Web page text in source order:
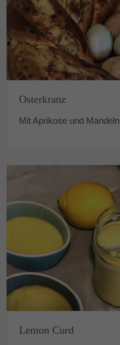
Osterkranz
Mit Aprikose und Mandeln
Lemon Curd